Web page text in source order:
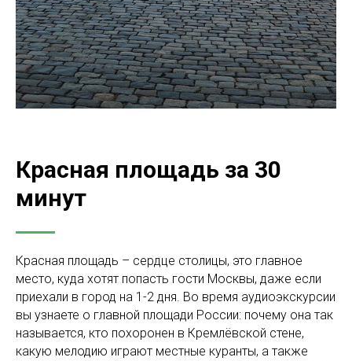
Красная площадь за 30
минут
Красная площадь – сердце столицы, это главное
место, куда хотят попасть гости Москвы, даже если
приехали в город на 1-2 дня. Во время аудиоэкскурсии
вы узнаете о главной площади России: почему она так
называется, кто похоронен в Кремлёвской стене,
какую мелодию играют местные куранты, а также